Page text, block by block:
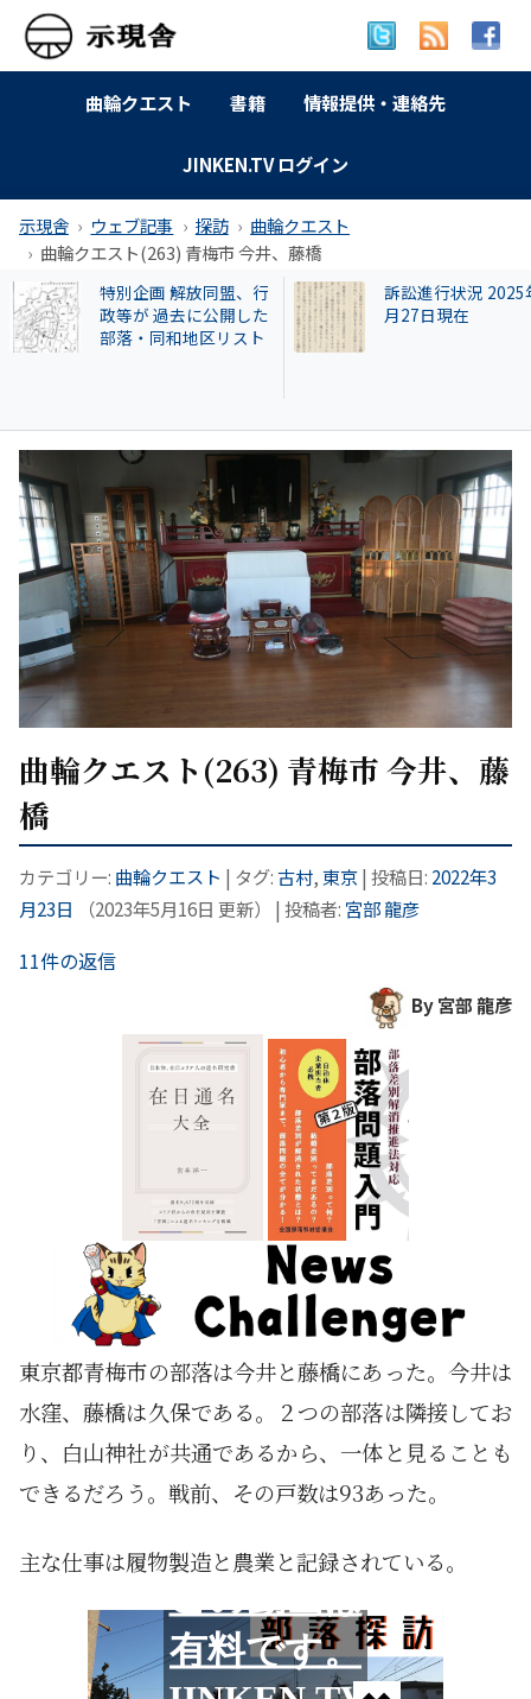
曲輪クエスト 書籍 情報提供・連絡先
JINKEN.TV ログイン
示現舎 ウェブ記事 探訪
曲輪クエスト
曲輪クエスト(263) 青梅市 今井、藤橋
訴訟進行状況 2025年9
月27日現在
【和牛投資トラブ
和歌山県議を信奉
曲輪クエスト(263) 青梅市 今井、藤
橋
カテゴリー: 曲輪クエスト | タグ:古村,東京| 投稿日: 2022年3
月23日
（2023年5月16日 更新） | 投稿者: 宮部 龍彦
11件の返信
By 宮部 龍彦
東京都青梅市の部落は今井と藤橋にあった。今井は
水窪、藤橋は久保である。２つの部落は隣接してお
り、白山神社が共通であるから、一体と見ることも
できるだろう。戦前、その戸数は93あった。
主な仕事は履物製造と農業と記録されている。